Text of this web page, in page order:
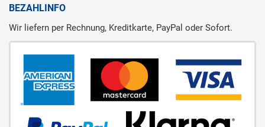
BEZAHLINFO
Wir liefern per Rechnung, Kreditkarte, PayPal oder Sofort.